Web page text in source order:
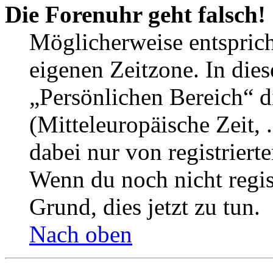
Die Forenuhr geht falsch!
Möglicherweise
eigenen Zeitzone. In
„Persönlichen Bereich“
(Mitteleuropäische Zeit,
dabei nur von
Wenn du noch nicht
Grund, dies jetzt zu tun.
Nach oben